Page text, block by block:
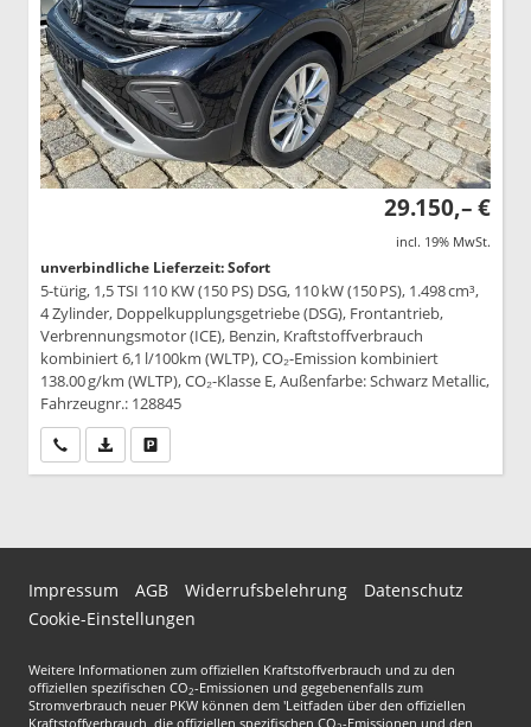
29.150,– €
incl. 19% MwSt.
unverbindliche Lieferzeit: Sofort
5-türig, 1,5 TSI 110 KW (150 PS) DSG, 110 kW (150 PS), 1.498 cm³,
4 Zylinder, Doppelkupplungsgetriebe (DSG), Frontantrieb,
Verbrennungsmotor (ICE), Benzin, Kraftstoffverbrauch
kombiniert 6,1 l/100km (WLTP), CO₂-Emission kombiniert
138.00 g/km (WLTP), CO₂-Klasse E, Außenfarbe: Schwarz Metallic,
Fahrzeugnr.: 128845
Wir rufen Sie anPDF-Datei, Fahrzeugexposé drucken
Impressum AGB Widerrufsbelehrung
Datenschutz
Cookie-Einstellungen
Weitere Informationen zum offiziellen Kraftstoffverbrauch und zu den
offiziellen spezifischen CO2-Emissionen und gegebenenfalls zum
Stromverbrauch neuer PKW können dem 'Leitfaden über den offiziellen
Kraftstoffverbrauch, die offiziellen spezifischen CO -Emissionen und den